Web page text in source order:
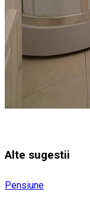
Alte sugestii
Pensiune